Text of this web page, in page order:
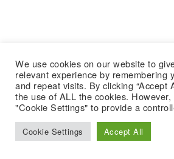
We use cookies on our website to
relevant experience by remembering
and repeat visits. By clicking “Accept
the use of ALL the cookies.
"Cookie Settings" to provide a
Cookie Settings Accept All